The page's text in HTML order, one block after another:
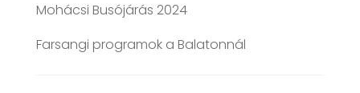
Mohácsi Busójárás 2024
Farsangi programok a Balatonnál